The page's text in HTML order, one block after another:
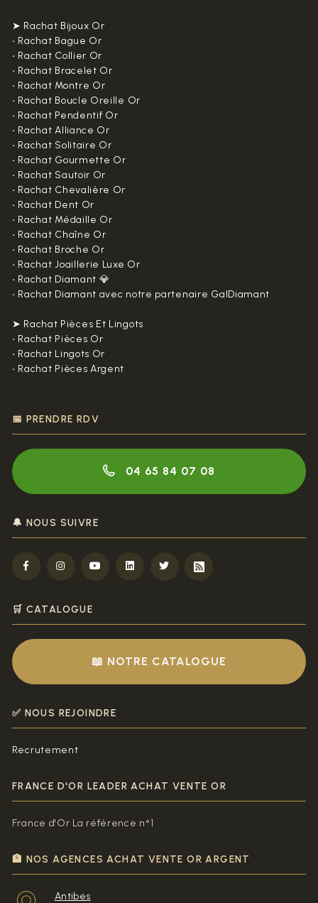
➤ Rachat Bijoux Or
• Rachat Bague Or
• Rachat Collier Or
• Rachat Bracelet Or
• Rachat Montre Or
• Rachat Boucle Oreille Or
• Rachat Pendentif Or
• Rachat Alliance Or
• Rachat Solitaire Or
• Rachat Gourmette Or
• Rachat Sautoir Or
• Rachat Chevalière Or
• Rachat Dent Or
• Rachat Médaille Or
• Rachat Chaîne Or
• Rachat Broche Or
• Rachat Joaillerie Luxe Or
• Rachat Diamant 💎
• Rachat Diamant avec notre partenaire GalDiamant
➤ Rachat Pièces Et Lingots
• Rachat Pièces Or
• Rachat Lingots Or
• Rachat Pièces Argent
🏦 NOS AGENCES ACHAT VENTE OR ARGENT
Antibes
📅 PRENDRE RDV
04 65 84 07 08
🔔 NOUS SUIVRE
🛒 CATALOGUE
📖 NOTRE CATALOGUE
✅ NOUS REJOINDRE
Recrutement
FRANCE D'OR LEADER ACHAT VENTE OR
France d'Or La référence n°1